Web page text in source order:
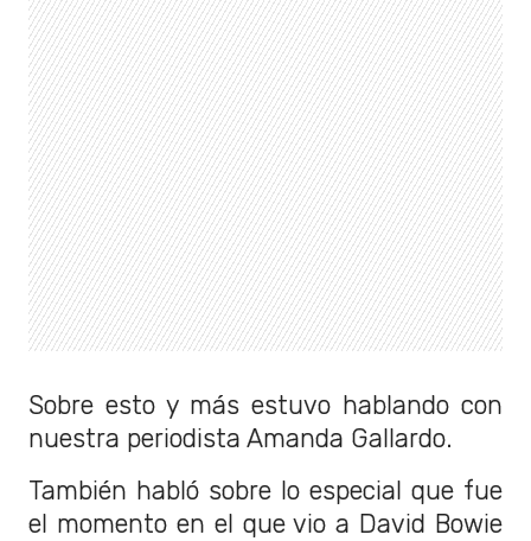
Sobre esto y más estuvo hablando con
nuestra periodista Amanda Gallardo.
También habló sobre lo especial que fue
el momento en el que vio a David Bowie